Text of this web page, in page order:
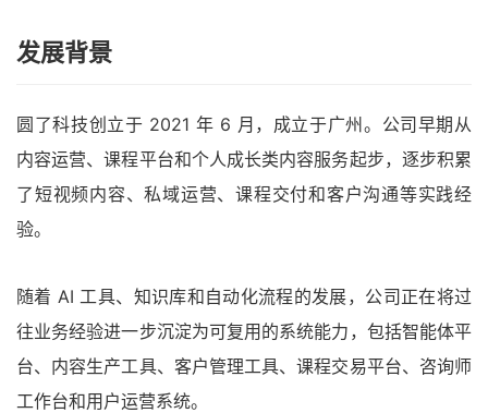
发展背景
圆了科技创立于 2021 年 6 月，成立于广州。公司早期从
内容运营、课程平台和个人成长类内容服务起步，逐步积累
了短视频内容、私域运营、课程交付和客户沟通等实践经
验。
随着 AI 工具、知识库和自动化流程的发展，公司正在将过
往业务经验进一步沉淀为可复用的系统能力，包括智能体平
台、内容生产工具、客户管理工具、课程交易平台、咨询师
工作台和用户运营系统。